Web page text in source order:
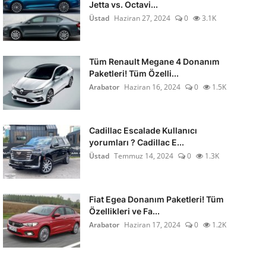
Jetta vs. Octavi...
Üstad Haziran 27, 2024 0 3.1K
Tüm Renault Megane 4 Donanım
Paketleri! Tüm Özelli...
Arabator Haziran 16, 2024 0 1.5K
Cadillac Escalade Kullanıcı
yorumları ? Cadillac E...
Üstad Temmuz 14, 2024 0 1.3K
Fiat Egea Donanım Paketleri! Tüm
Özellikleri ve Fa...
Arabator Haziran 17, 2024 0 1.2K